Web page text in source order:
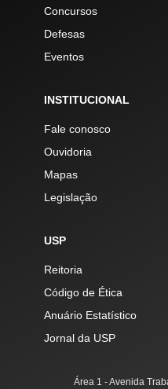
Concursos
Defesas
Eventos
INSTITUCIONAL
Fale conosco
Ouvidoria
Mapas
Legislação
USP
Reitoria
Código de Ética
Anuário Estatístico
Jornal da USP
Área 1 - Avenida